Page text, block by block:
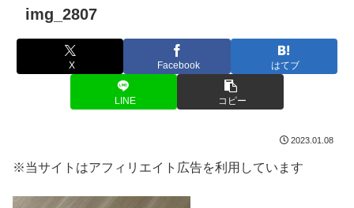
img_2807
X Facebook はてブ
LINE コピー
2023.01.08
※当サイトはアフィリエイト広告を利用しています